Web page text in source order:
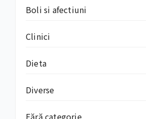
Boli si afectiuni
Clinici
Dieta
Diverse